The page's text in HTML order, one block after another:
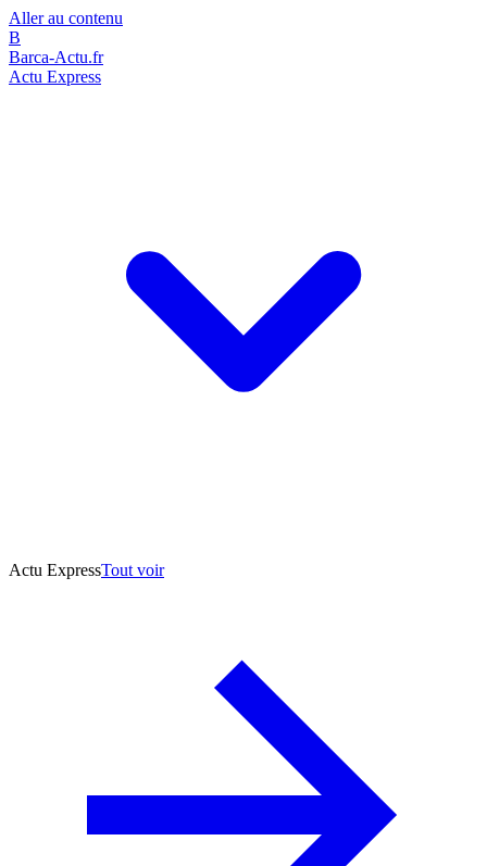
Aller au contenu
B
Barca-Actu.fr
Actu Express
Actu ExpressTout voir